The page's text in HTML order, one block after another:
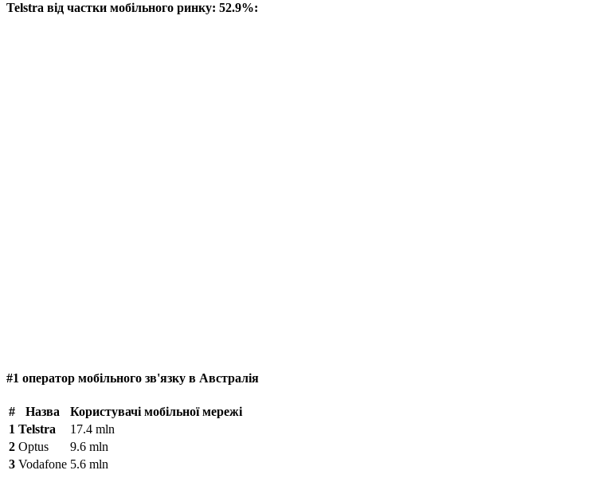
Telstra від частки мобільного ринку: 52.9%:
#1 оператор мобільного зв'язку в Австралія
# Назва
Користувачі мобільної мережі
1 Telstra
17.4 mln
2 Optus
9.6 mln
3 Vodafone 5.6 mln